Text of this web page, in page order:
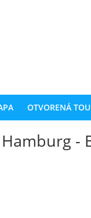
OTVORENÁ
-